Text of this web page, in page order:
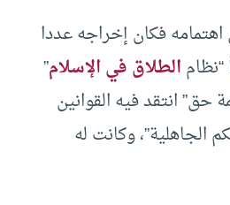
اهتمامه فكان إخراجه عددا
الطلاق في الإسلام”
حق” انتقد فيه القوانين
الجاهلية”، وكانت له